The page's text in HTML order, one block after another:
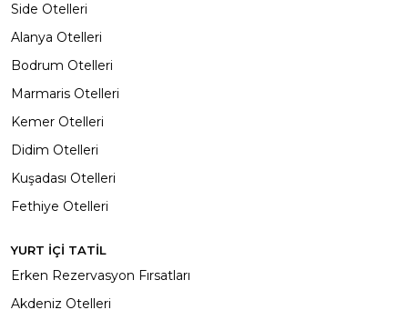
Side Otelleri
Alanya Otelleri
Bodrum Otelleri
Marmaris Otelleri
Kemer Otelleri
Didim Otelleri
Kuşadası Otelleri
Fethiye Otelleri
YURT İÇİ TATİL
Erken Rezervasyon Fırsatları
Akdeniz Otelleri